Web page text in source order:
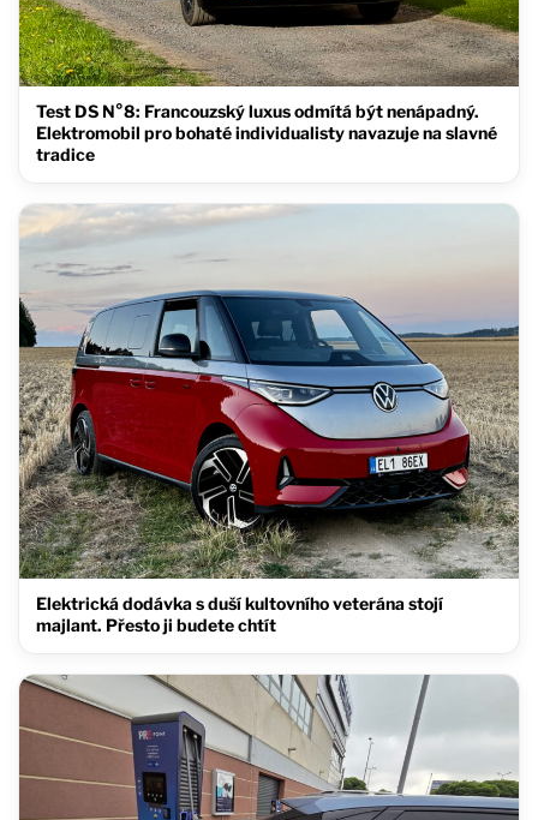
Test DS N°8: Francouzský luxus odmítá být nenápadný.
Elektromobil pro bohaté individualisty navazuje na slavné
tradice
Elektrická dodávka s duší kultovního veterána stojí
majlant. Přesto ji budete chtít